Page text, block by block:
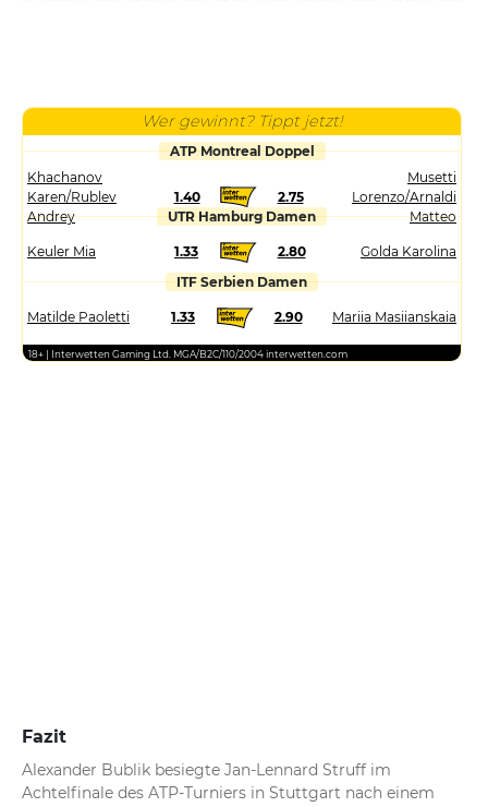
Wer gewinnt? Tippt jetzt!
ATP Montreal Doppel
Khachanov
Karen/Rublev
Andrey
1.40 2.75
Musetti
Lorenzo/Arnaldi
Matteo
UTR Hamburg Damen
Keuler Mia 1.33 2.80
Golda Karolina
ITF Serbien Damen
Matilde Paoletti 1.33 2.90 Mariia Masiianskaia
18+ | Interwetten Gaming Ltd. MGA/B2C/110/2004 interwetten.com
Fazit
Alexander Bublik besiegte Jan-Lennard Struff im
Achtelfinale des ATP-Turniers in Stuttgart nach einem